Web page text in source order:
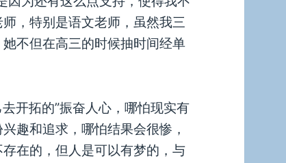
，特别是语文老师，虽然我三
不但在高三的时候抽时间经单
开拓的”振奋人心，哪怕现实有
趣和追求，哪怕结果会很惨，
在的，但人是可以有梦的，与